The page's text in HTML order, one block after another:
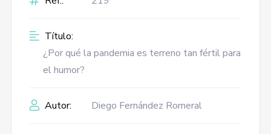
Título:
¿Por qué la pandemia es terreno tan fértil para
el humor?
Autor: Diego Fernández Romeral